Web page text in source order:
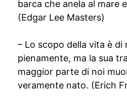
barca che anela al mare
(Edgar Lee Masters)
– Lo scopo della vita è di
pienamente, ma la sua
maggior parte di noi
veramente nato. (Erich